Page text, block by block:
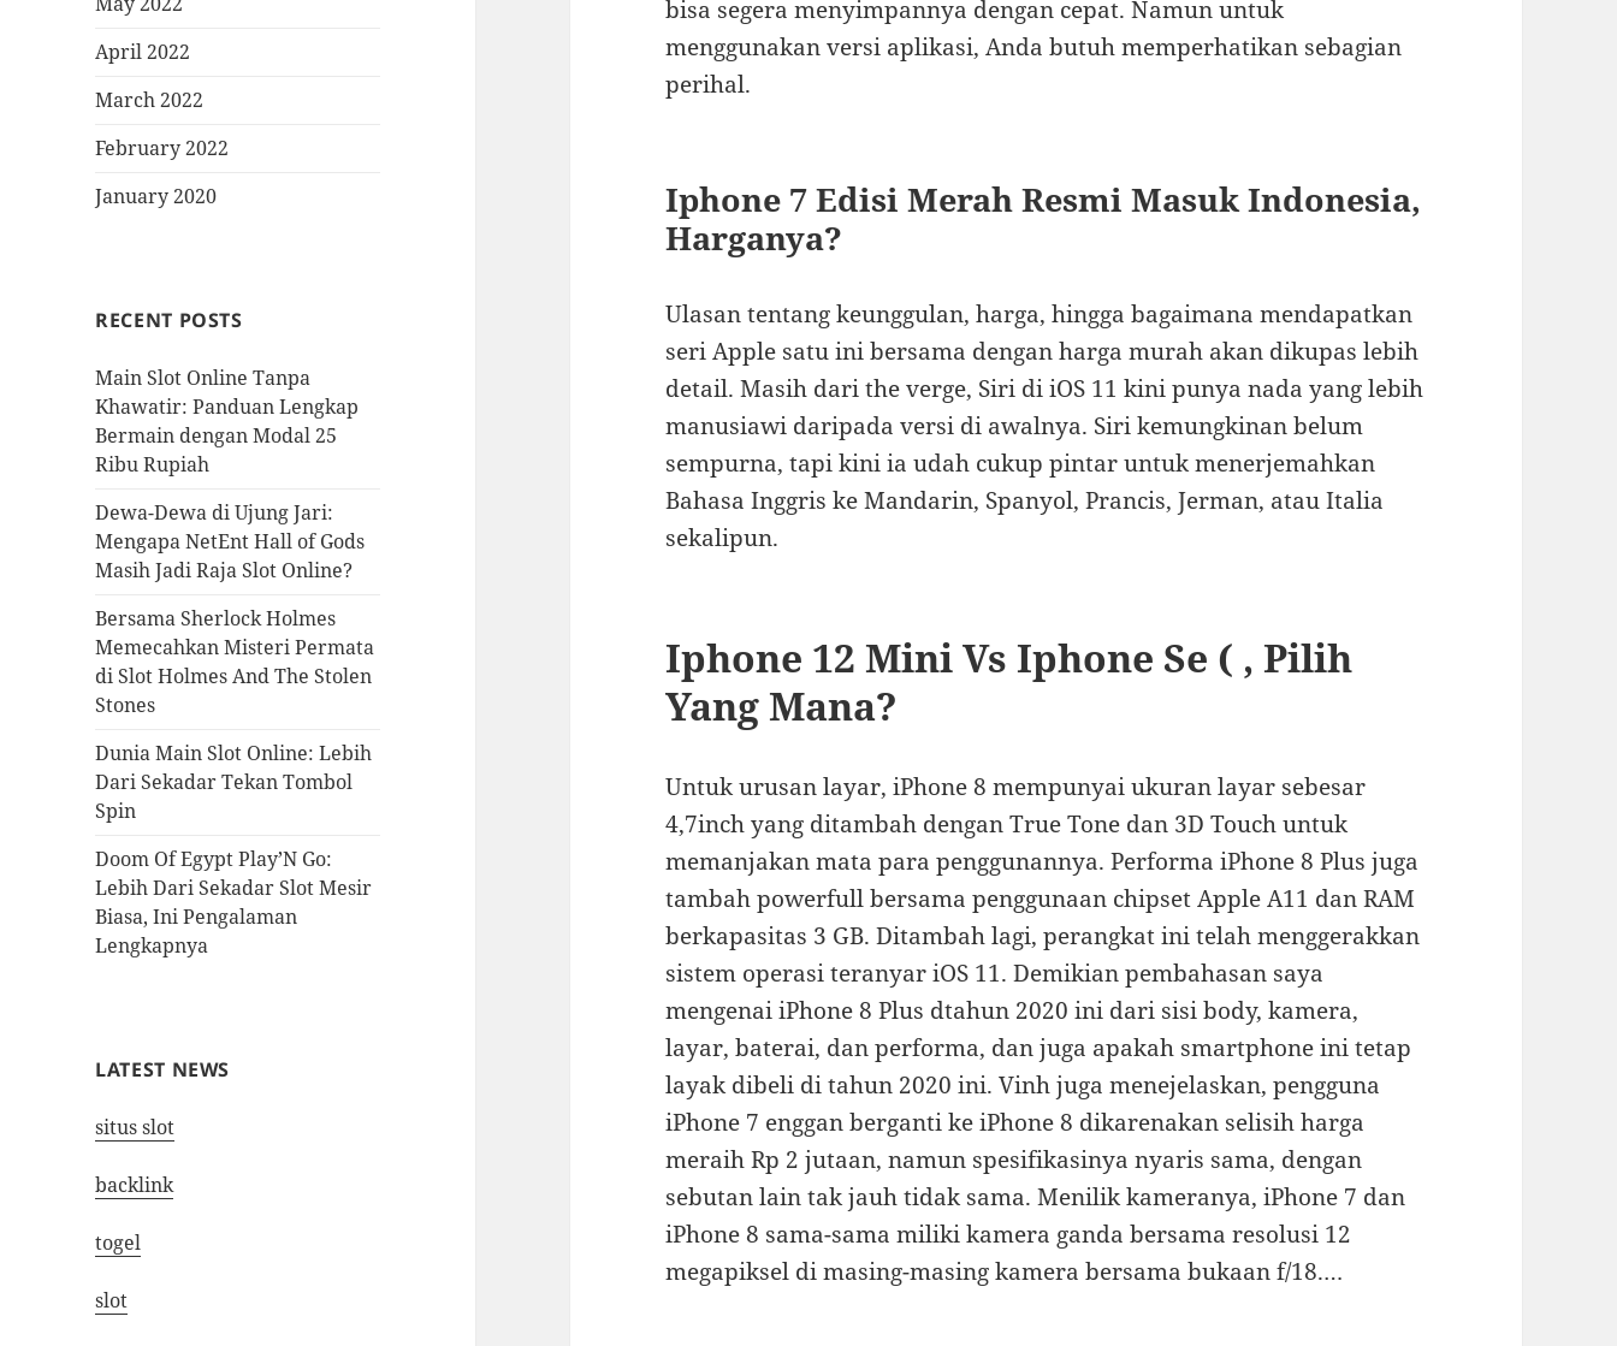
April 2022
March 2022
February 2022
January 2020
RECENT POSTS
Main Slot Online Tanpa
Khawatir: Panduan Lengkap
Bermain dengan Modal 25
Ribu Rupiah
Dewa-Dewa di Ujung Jari:
Mengapa NetEnt Hall of Gods
Masih Jadi Raja Slot Online?
Bersama Sherlock Holmes
Memecahkan Misteri Permata
di Slot Holmes And The Stolen
Stones
Dunia Main Slot Online: Lebih
Dari Sekadar Tekan Tombol
Spin
Doom Of Egypt Play’N Go:
Lebih Dari Sekadar Slot Mesir
Biasa, Ini Pengalaman
Lengkapnya
LATEST NEWS
situs slot
backlink
togel
slot
bisa segera menyimpannya dengan cepat. Namun untuk
menggunakan versi aplikasi, Anda butuh memperhatikan sebagian
perihal.
Iphone 7 Edisi Merah Resmi Masuk Indonesia,
Harganya?
Ulasan tentang keunggulan, harga, hingga bagaimana mendapatkan
seri Apple satu ini bersama dengan harga murah akan dikupas lebih
detail. Masih dari the verge, Siri di iOS 11 kini punya nada yang lebih
manusiawi daripada versi di awalnya. Siri kemungkinan belum
sempurna, tapi kini ia udah cukup pintar untuk menerjemahkan
Bahasa Inggris ke Mandarin, Spanyol, Prancis, Jerman, atau Italia
sekalipun.
Iphone 12 Mini Vs Iphone Se ( , Pilih
Yang Mana?
Untuk urusan layar, iPhone 8 mempunyai ukuran layar sebesar
4,7inch yang ditambah dengan True Tone dan 3D Touch untuk
memanjakan mata para penggunannya. Performa iPhone 8 Plus juga
tambah powerfull bersama penggunaan chipset Apple A11 dan RAM
berkapasitas 3 GB. Ditambah lagi, perangkat ini telah menggerakkan
sistem operasi teranyar iOS 11. Demikian pembahasan saya
mengenai iPhone 8 Plus dtahun 2020 ini dari sisi body, kamera,
layar, baterai, dan performa, dan juga apakah smartphone ini tetap
layak dibeli di tahun 2020 ini. Vinh juga menejelaskan, pengguna
iPhone 7 enggan berganti ke iPhone 8 dikarenakan selisih harga
meraih Rp 2 jutaan, namun spesifikasinya nyaris sama, dengan
sebutan lain tak jauh tidak sama. Menilik kameranya, iPhone 7 dan
iPhone 8 sama-sama miliki kamera ganda bersama resolusi 12
megapiksel di masing-masing kamera bersama bukaan f/18.…